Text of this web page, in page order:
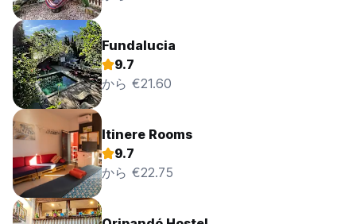
Fundalucia
9.7
から €21.60
Itinere Rooms
9.7
から €22.75